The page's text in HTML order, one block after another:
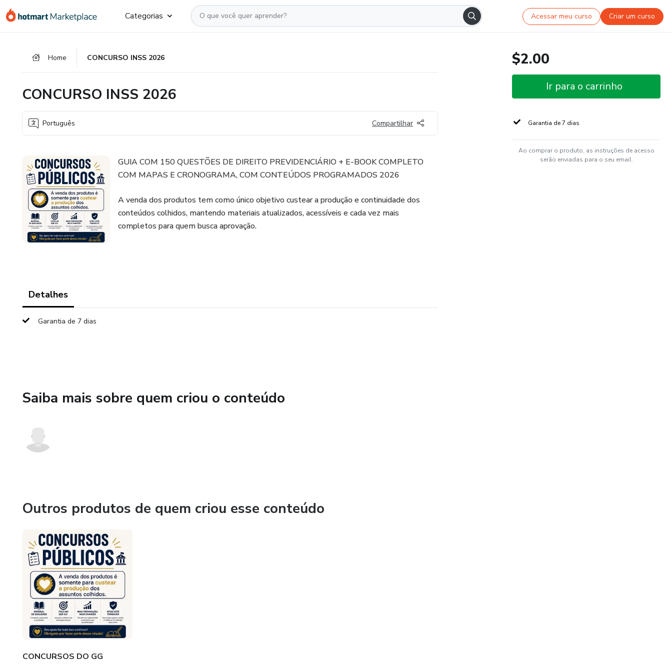
para
para
para
Categorias Acessar meu curso Criar um curso
Home CONCURSO INSS 2026
CONCURSO INSS 2026
Português Compartilhar
GUIA COM 150 QUESTÕES DE DIREITO PREVIDENCIÁRIO + E-BOOK COMPLETO
COM MAPAS E CRONOGRAMA, COM CONTEÚDOS PROGRAMADOS 2026
A venda dos produtos tem como único objetivo custear a produção e continuidade dos
conteúdos colhidos, mantendo materiais atualizados, acessíveis e cada vez mais
completos para quem busca aprovação.
Detalhes
Garantia de 7 dias
Saiba mais sobre quem criou o conteúdo
Outros produtos de quem criou esse conteúdo
CONCURSOS DO GG
$2.00
Ir para o carrinho
Garantia de 7 dias
Ao comprar o produto, as instruções de acesso
serão enviadas para o seu email.